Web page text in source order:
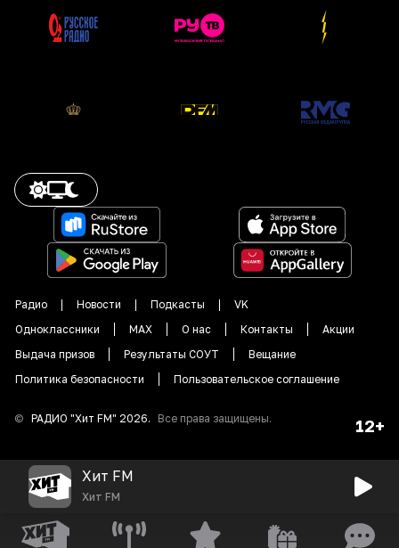
Радио Новости Подкасты
VK
Одноклассники
MAX О нас Контакты
Акции
Выдача призов
Результаты СОУТ
Вещание
Политика безопасности
Пользовательское соглашение
© РАДИО "Хит FM" 2026. Все права защищены. 12+
Хит FM
Хит FM